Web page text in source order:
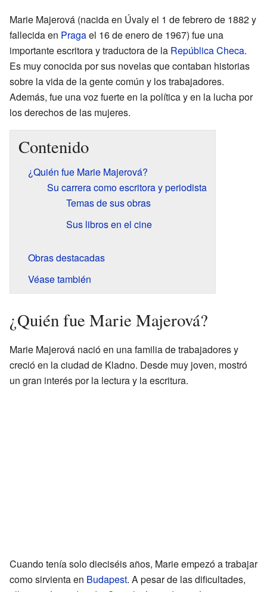
Marie Majerová (nacida en Úvaly el 1 de febrero de 1882 y
fallecida en Pragael 16 de enero de 1967) fue una
importante escritora y traductora de la República Checa.
Es muy conocida por sus novelas que contaban historias
sobre la vida de la gente común y los trabajadores.
Además, fue una voz fuerte en la política y en la lucha por
los derechos de las mujeres.
Contenido
¿Quién fue Marie Majerová?
Su carrera como escritora y periodista
Temas de sus obras
Sus libros en el cine
Obras destacadas
Véase también
¿Quién fue Marie Majerová?
Marie Majerová nació en una familia de trabajadores y
creció en la ciudad de Kladno. Desde muy joven, mostró
un gran interés por la lectura y la escritura.
Cuando tenía solo dieciséis años, Marie empezó a trabajar
como sirvienta en Budapest. A pesar de las dificultades,